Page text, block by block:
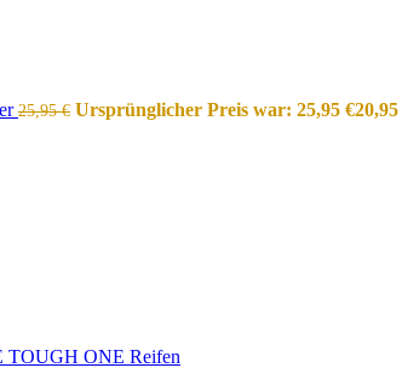
25,95€ Ursprünglicher Preis war: 25,95 €20,95
ONE Reifen